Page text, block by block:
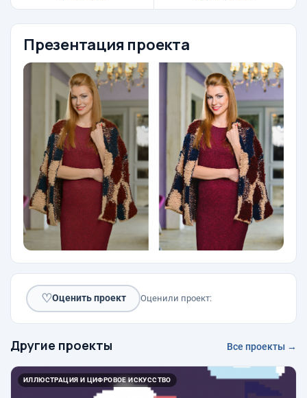
Презентация проекта
♡Оценить проект Оценили проект:
Другие проекты Все проекты →
ИЛЛЮСТРАЦИЯ И ЦИФРОВОЕ ИСКУССТВО